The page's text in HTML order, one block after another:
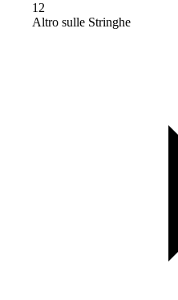
12
Altro sulle Stringhe